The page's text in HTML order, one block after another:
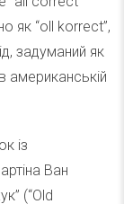
як “oll korrect”,
задуманий як
американській
із
Ван
(“Old